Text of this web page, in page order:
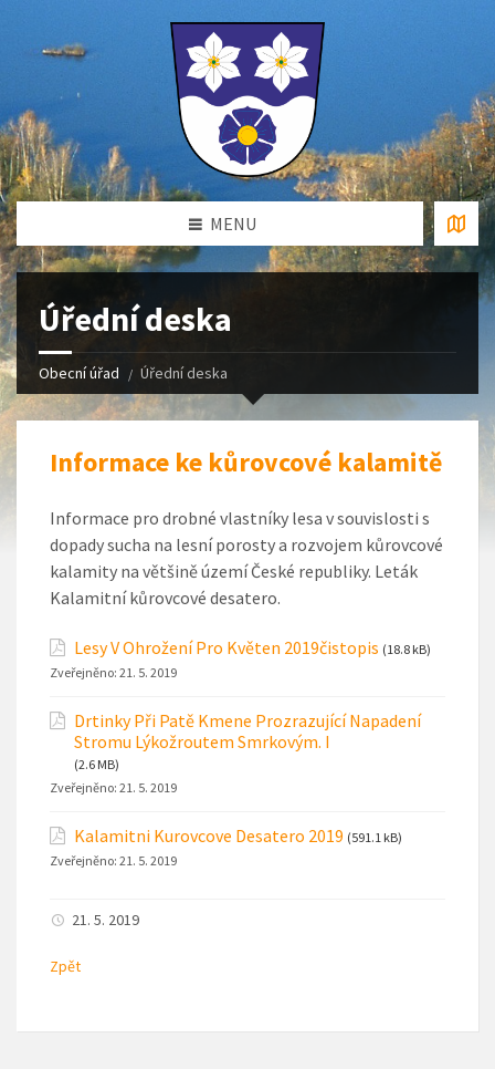
MENU
Úřední deska
Obecní úřad Úřední deska
Informace ke kůrovcové kalamitě
Informace pro drobné vlastníky lesa v souvislosti s
dopady sucha na lesní porosty a rozvojem kůrovcové
kalamity na většině území České republiky. Leták
Kalamitní kůrovcové desatero.
Lesy V Ohrožení Pro Květen 2019čistopis (18.8 kB)
Zveřejněno: 21. 5. 2019
Drtinky Při Patě Kmene Prozrazující Napadení
Stromu Lýkožroutem Smrkovým. I
(2.6 MB)
Zveřejněno: 21. 5. 2019
Kalamitni Kurovcove Desatero 2019 (591.1 kB)
Zveřejněno: 21. 5. 2019
21. 5. 2019
Zpět